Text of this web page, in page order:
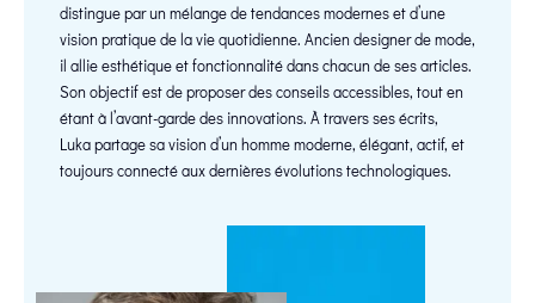
distingue par un mélange de tendances modernes et d’une
vision pratique de la vie quotidienne. Ancien designer de mode,
il allie esthétique et fonctionnalité dans chacun de ses articles.
Son objectif est de proposer des conseils accessibles, tout en
étant à l’avant-garde des innovations. À travers ses écrits,
Luka partage sa vision d’un homme moderne, élégant, actif, et
toujours connecté aux dernières évolutions technologiques.